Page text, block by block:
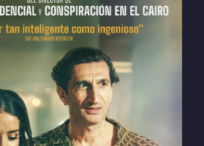
DISTRIBUCIÓN
PRODUCCIÓN
VIDEO – VOD
CATÁLOGO